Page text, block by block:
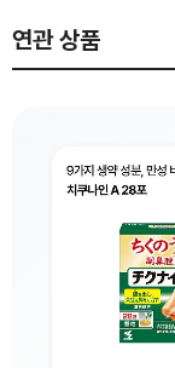
연관 상품